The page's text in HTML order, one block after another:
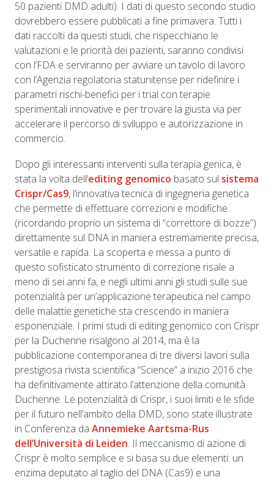
50 pazienti DMD adulti). I dati di questo secondo studio
dovrebbero essere pubblicati a fine primavera. Tutti i
dati raccolti da questi studi, che rispecchiano le
valutazioni e le priorità dei pazienti, saranno condivisi
con l’FDA e serviranno per avviare un tavolo di lavoro
con l’Agenzia regolatoria statunitense per ridefinire i
parametri rischi-benefici per i trial con terapie
sperimentali innovative e per trovare la giusta via per
accelerare il percorso di sviluppo e autorizzazione in
commercio.
Dopo gli interessanti interventi sulla terapia genica, è
stata la volta dell’editing genomico basato sul sistema
Crispr/Cas9, l’innovativa tecnica di ingegneria genetica
che permette di effettuare correzioni e modifiche
(ricordando proprio un sistema di “correttore di bozze”)
direttamente sul DNA in maniera estremamente precisa,
versatile e rapida. La scoperta e messa a punto di
questo sofisticato strumento di correzione risale a
meno di sei anni fa, e negli ultimi anni gli studi sulle sue
potenzialità per un’applicazione terapeutica nel campo
delle malattie genetiche sta crescendo in maniera
esponenziale. I primi studi di editing genomico con Crispr
per la Duchenne risalgono al 2014, ma è la
pubblicazione contemporanea di tre diversi lavori sulla
prestigiosa rivista scientifica “Science” a inizio 2016 che
ha definitivamente attirato l’attenzione della comunità
Duchenne. Le potenzialità di Crispr, i suoi limiti e le sfide
per il futuro nell’ambito della DMD, sono state illustrate
in Conferenza da Annemieke Aartsma-Rus
dell’Università di Leiden. Il meccanismo di azione di
Crispr è molto semplice e si basa su due elementi: un
enzima deputato al taglio del DNA (Cas9) e una